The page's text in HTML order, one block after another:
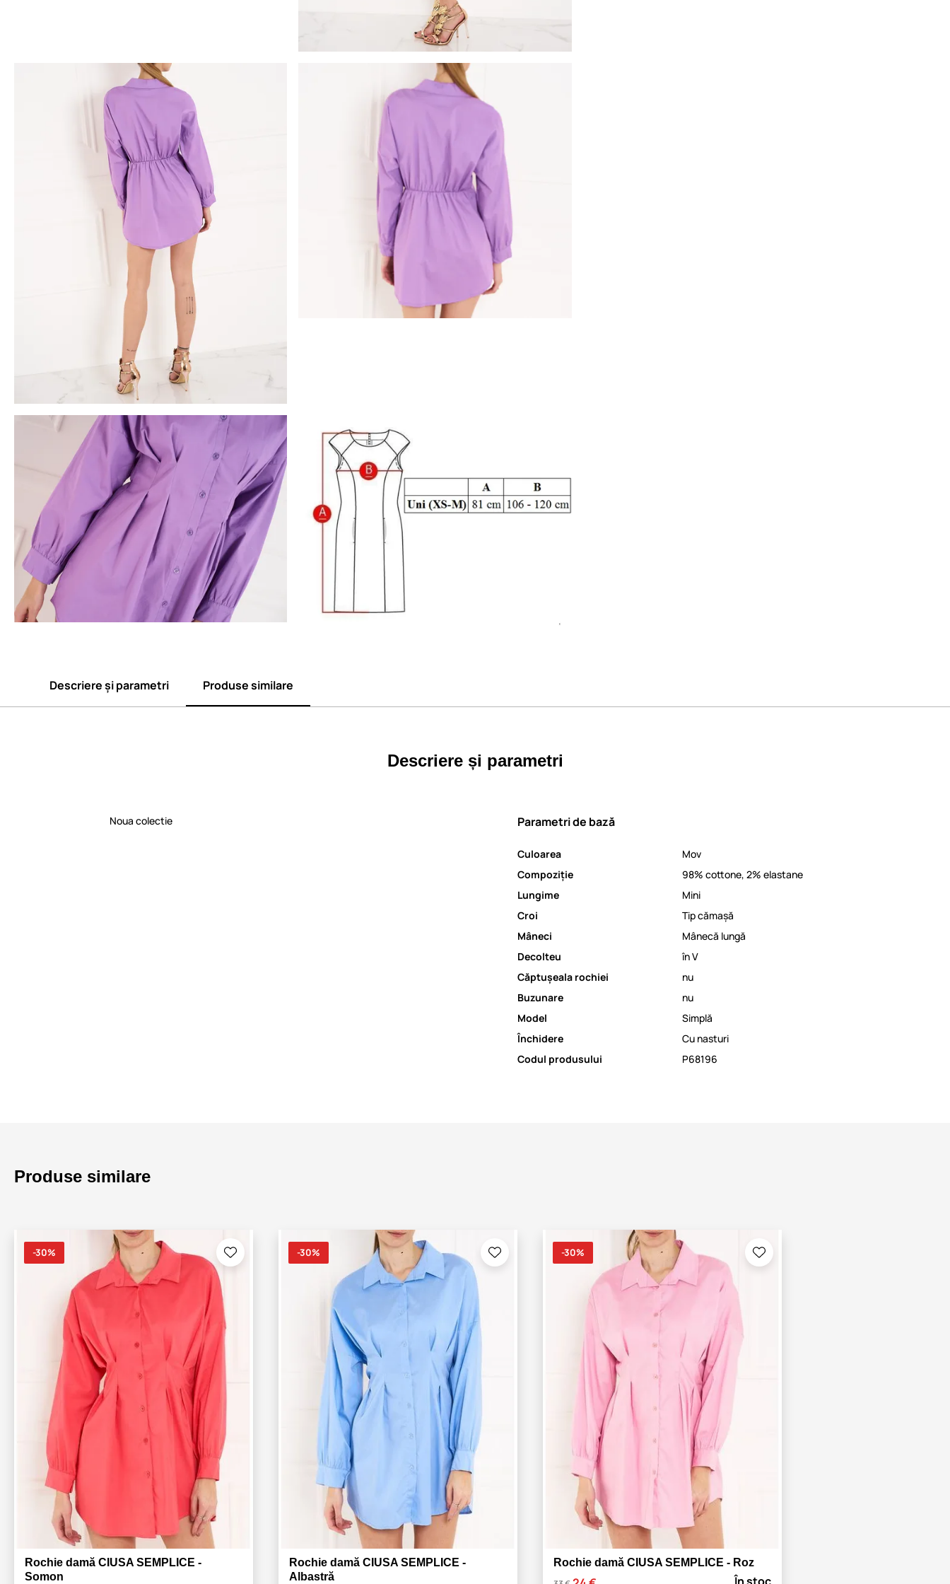
Descriere și parametri Produse similare
Descriere și parametri
Noua colectie Parametri de bază
Culoarea
Mov
Compoziție
98% cottone, 2% elastane
Lungime
Mini
Croi
Tip cămașă
Mâneci
Mânecă lungă
Decolteu
în V
Căptușeala rochiei
nu
Buzunare
nu
Model
Simplă
Închidere
Cu nasturi
Codul produsului
P68196
Produse similare
-30%
Rochie damă CIUSA SEMPLICE -
Somon
-30%
Rochie damă CIUSA SEMPLICE -
Albastră
-30%
Rochie damă CIUSA SEMPLICE - Roz